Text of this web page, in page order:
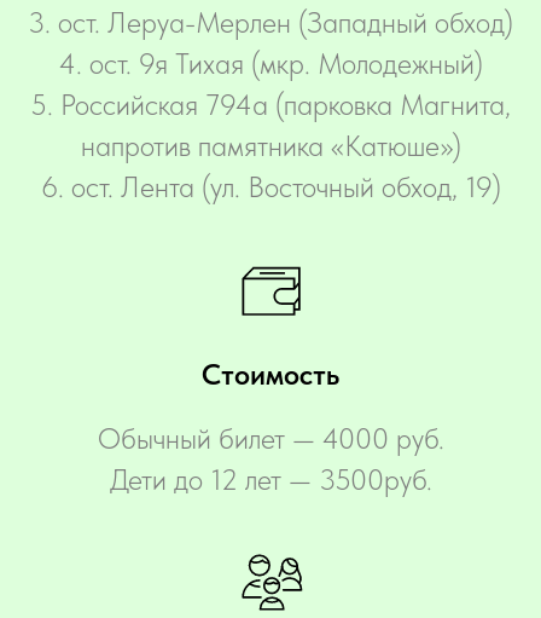
3. ост. Леруа-Мерлен (Западный обход)
4. ост. 9я Тихая (мкр. Молодежный)
5. Российская 794а (парковка Магнита,
напротив памятника «Катюше»)
6. ост. Лента (ул. Восточный обход, 19)
Стоимость
Обычный билет — 4000 руб.
Дети до 12 лет — 3500руб.